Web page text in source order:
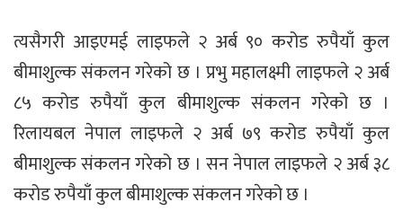
त्यसैगरी आइएमई लाइफले २ अर्ब ९० करोड रुपैयाँ कुल
बीमाशुल्क संकलन गरेको छ । प्रभु महालक्ष्मी लाइफले २ अर्ब
८५ करोड रुपैयाँ कुल बीमाशुल्क संकलन गरेको छ ।
रिलायबल नेपाल लाइफले २ अर्ब ७९ करोड रुपैयाँ कुल
बीमाशुल्क संकलन गरेको छ । सन नेपाल लाइफले २ अर्ब ३८
करोड रुपैयाँ कुल बीमाशुल्क संकलन गरेको छ ।